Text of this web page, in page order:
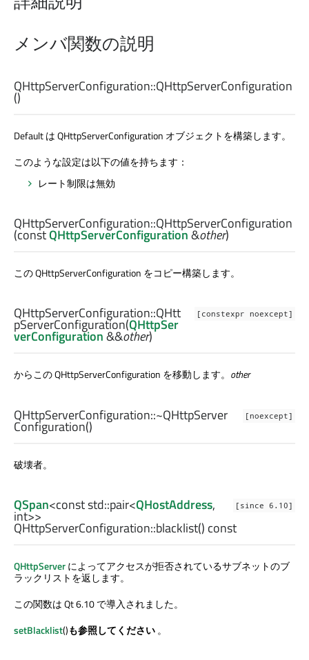
メンバ関数の説明
QHttpServerConfiguration::QHttpServerConfiguration
()
Default は QHttpServerConfiguration オブジェクトを構築します。
このような設定は以下の値を持ちます：
レート制限は無効
QHttpServerConfiguration::QHttpServerConfiguration
(constQHttpServerConfiguration&other)
この QHttpServerConfiguration をコピー構築します。
[constexpr noexcept]
QHttpServerConfiguration::QHtt
pServerConfiguration(QHttpSer
verConfiguration&&other)
からこの QHttpServerConfiguration を移動します。 other
[noexcept]
QHttpServerConfiguration::~QHttpServer
Configuration()
破壊者。
[since 6.10]
QSpan<conststd::pair<QHostAddress,
int>>
QHttpServerConfiguration::blacklist() const
QHttpServerによってアクセスが拒否されているサブネットのブ
ラックリストを返します。
この関数は Qt 6.10 で導入されました。
setBlacklist()も参照してください。